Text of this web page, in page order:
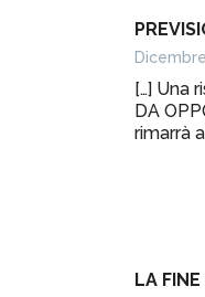
[…] Una
DA
rimarrà
LA